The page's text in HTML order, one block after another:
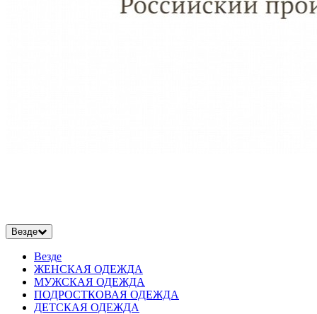
Везде
Везде
ЖЕНСКАЯ ОДЕЖДА
МУЖСКАЯ ОДЕЖДА
ПОДРОСТКОВАЯ ОДЕЖДА
ДЕТСКАЯ ОДЕЖДА